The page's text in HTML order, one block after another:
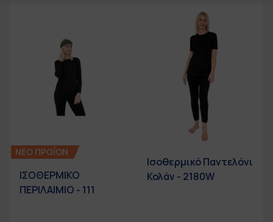
ΝΕΟ ΠΡΟΪΟΝ
ΙΣΟΘΕΡΜΙΚΟ
ΠΕΡΙΛΑΙΜΙΟ - 111
Ισοθερμικό Παντελόνι
Κολάν - 2180W